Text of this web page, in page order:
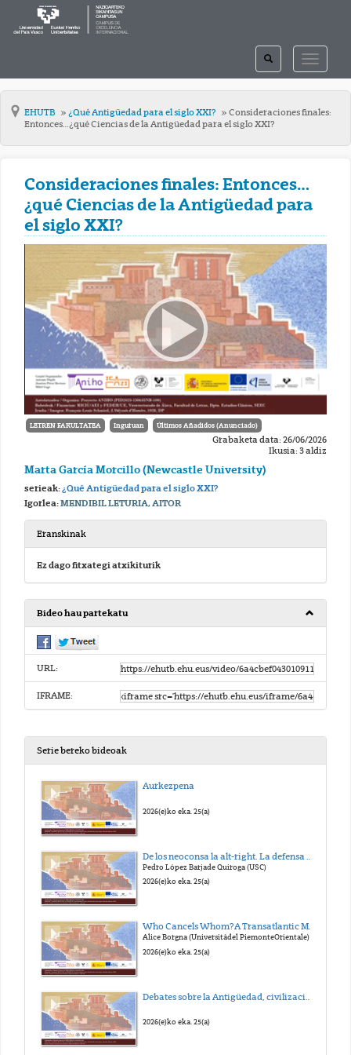
TOGGLE
TOGGLE
SEARCH
EHUTB ¿Qué Antigüedad para el siglo XXI?
Consideraciones finales:
Entonces…¿qué Ciencias de la Antigüedad para el siglo XXI?
Consideraciones finales: Entonces…
¿qué Ciencias de la Antigüedad para
el siglo XXI?
LETREN FAKULTATEA Inguruan Últimos Añadidos (Anunciado)
Grabaketa data: 26/06/2026
Ikusia: 3 aldiz
Marta García Morcillo (Newcastle University)
serieak:¿Qué Antigüedad para el siglo XXI?
Igorlea:MENDIBIL LETURIA, AITOR
Eranskinak
Ez dago fitxategi atxikiturik
Bideo hau partekatu
URL:
IFRAME:
Serie bereko bideoak
Aurkezpena
2026(e)ko eka. 25(a)
Pedro López Barjade Quiroga (USC)
2026(e)ko eka. 25(a)
Who Cancels Whom?A Transatlantic Misunderstanding
Alice Borgna (Universitàdel PiemonteOrientale)
2026(e)ko eka. 25(a)
2026(e)ko eka. 25(a)